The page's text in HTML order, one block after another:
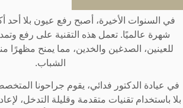
في السنوات الأخيرة، أصبح رفع عيون بلا أحد
شهرة عالميًا. تعمل هذه التقنية على رفع
للعينين، الصدغين والخدين، مما يمنح مظهرًا
الشباب.
في عيادة الدكتور فدائي، يقوم جراحونا
باستخدام تقنيات متقدمة وقليلة التدخل،